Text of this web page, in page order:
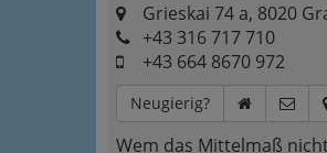
Grieskai 74 a, 8020
+43 316 717 710
+43 664 8670 972
Neugierig?
Wem das Mittelmaß